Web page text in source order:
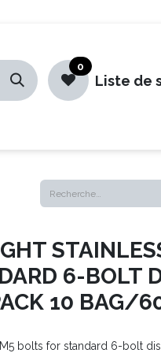
0
Liste de
6-BOLT
10 BAG/
M5 bolts for standard 6-bolt